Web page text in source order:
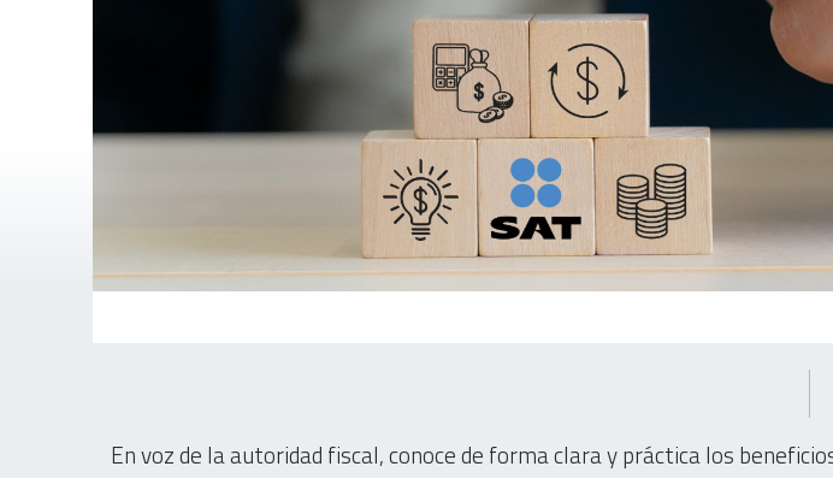
En voz de la autoridad fiscal, conoce de forma clara y práctica los